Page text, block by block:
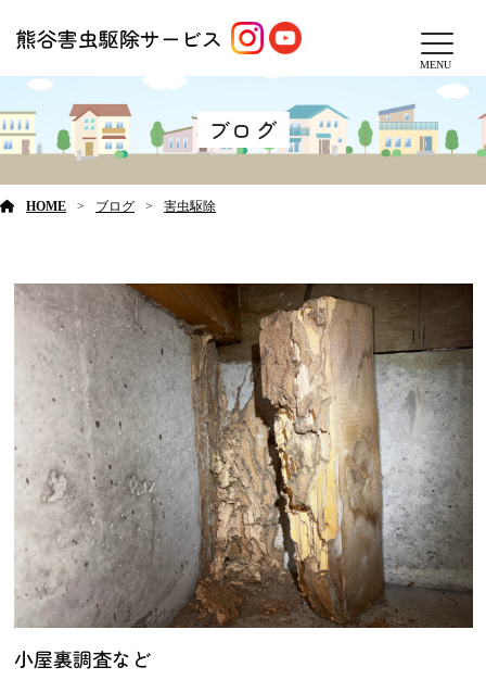
MENU
ブログ
HOME ブログ 害虫駆除
小屋裏調査など